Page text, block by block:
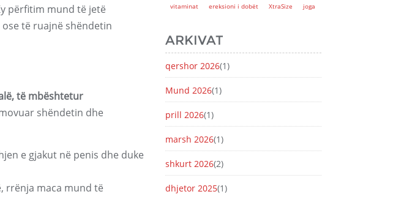
përfitim mund të jetë
të ruajnë shëndetin
të mbështetur
shëndetin dhe
e gjakut në penis dhe duke
rrënja maca mund të
vitaminat
ereksioni i dobët XtraSize joga
ARKIVAT
qershor 2026(1)
Mund 2026(1)
prill 2026(1)
marsh 2026(1)
shkurt 2026(2)
dhjetor 2025(1)